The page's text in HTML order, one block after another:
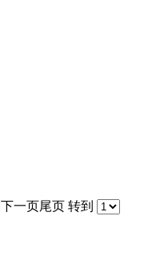
下一页尾页 转到